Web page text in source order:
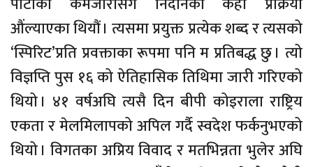
औंल्याएका थियौं । त्यसमा प्रयुक्त प्रत्येक शब्द र त्यसको
‘स्पिरिट’प्रति प्रवक्ताका रूपमा पनि म प्रतिबद्ध छु । त्यो
विज्ञप्ति पुस १६ को ऐतिहासिक तिथिमा जारी गरिएको
थियो । ४१ वर्षअघि त्यसै दिन बीपी कोइराला राष्ट्रिय
एकता र मेलमिलापको अपिल गर्दै स्वदेश फर्कनुभएको
थियो । विगतका अप्रिय विवाद र मतभिन्नता भुलेर अघि